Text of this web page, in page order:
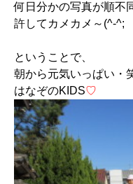
何日分かの写真が順不
許してカメカメ～(^-^;
ということで、
朝から元気いっぱい・
はなぞのKIDS♡